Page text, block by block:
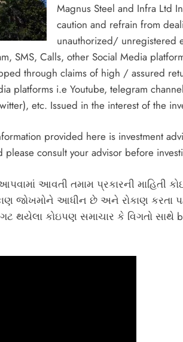
Magnus Steel and Infra Ltd
caution and refrain from
unauthorized/ unregistered
SMS, Calls, other Social Media
through claims of high / assured
platforms i.e Youtube, telegram
etc. Issued in the interest of the
provided here is investment
please consult your advisor before
આવતી તમામ પ્રકારની માહિતી
જોખમોને આધીન છે અને રોકાણ કરતા
થયેલા કોઇપણ સમાચાર કે વિગતો સાથે